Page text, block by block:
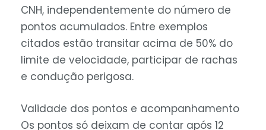
CNH, independentemente do número de
pontos acumulados. Entre exemplos
citados estão transitar acima de 50% do
limite de velocidade, participar de rachas
e condução perigosa.
Validade dos pontos e acompanhamento
Os pontos só deixam de contar após 12